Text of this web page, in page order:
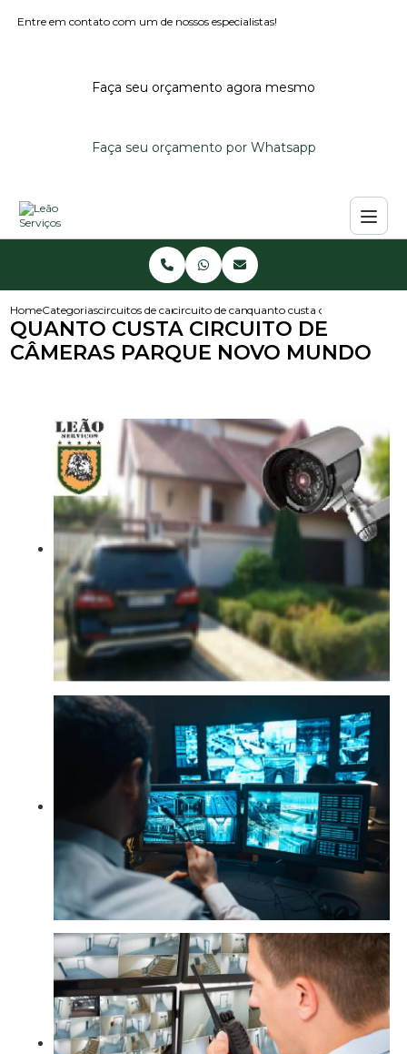
Entre em contato com um de nossos especialistas!
Faça seu orçamento agora mesmo
Faça seu orçamento por Whatsapp
HomeCategoriascircuitos de camerascircuito de camerasquanto custa circuito de
QUANTO CUSTA CIRCUITO DE
CÂMERAS PARQUE NOVO MUNDO